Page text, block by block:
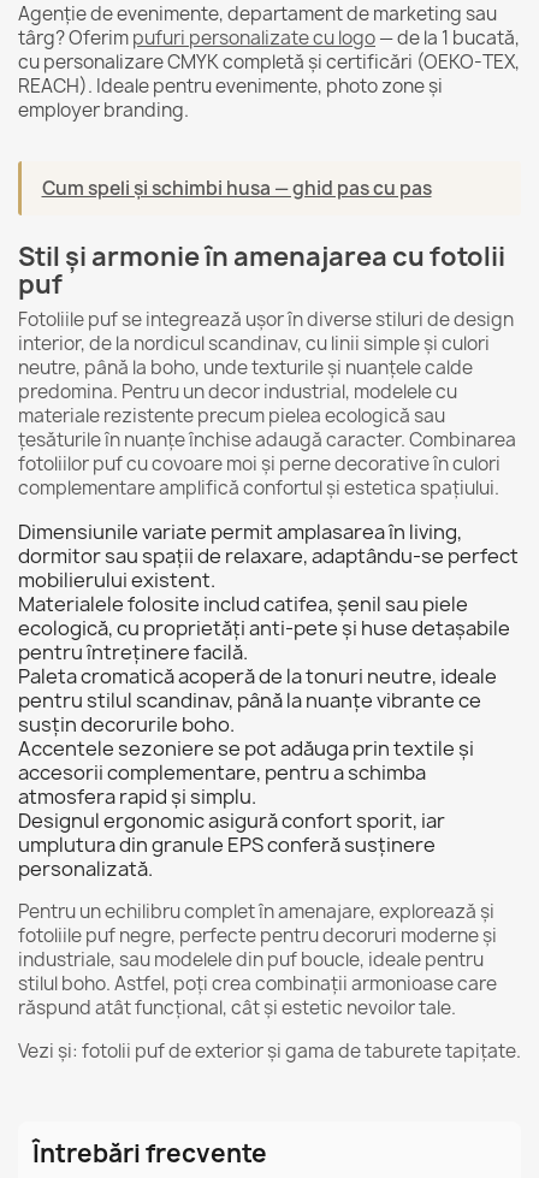
Agenție de evenimente, departament de marketing sau
târg? Oferimpufuri personalizate cu logo— de la 1 bucată,
cu personalizare CMYK completă și certificări (OEKO-TEX,
REACH). Ideale pentru evenimente, photo zone și
employer branding.
Cum speli și schimbi husa — ghid pas cu pas
Stil și armonie în amenajarea cu fotolii
puf
Fotoliile puf se integrează ușor în diverse stiluri de design
interior, de la nordicul scandinav, cu linii simple și culori
neutre, până la boho, unde texturile și nuanțele calde
predomina. Pentru un decor industrial, modelele cu
materiale rezistente precum pielea ecologică sau
țesăturile în nuanțe închise adaugă caracter. Combinarea
fotoliilor puf cucovoaremoi și perne decorativeîn culori
complementare amplifică confortul și estetica spațiului.
Dimensiunile variate permit amplasarea în living,
dormitor sau spații de relaxare, adaptându-se perfect
mobilierului existent.
Materialele folosite includ catifea, șenil sau piele
ecologică, cu proprietăți anti-pete și huse detașabile
pentru întreținere facilă.
Paleta cromatică acoperă de la tonuri neutre, ideale
pentru stilul scandinav, până la nuanțe vibrante ce
susțin decorurile boho.
Accentele sezoniere se pot adăuga prin textile și
accesorii complementare, pentru a schimba
atmosfera rapid și simplu.
Designul ergonomic asigură confort sporit, iar
umplutura din granule EPS conferă susținere
personalizată.
Pentru un echilibru complet în amenajare, explorează și
fotoliile puf negre, perfecte pentru decoruri moderne și
industriale, sau modelele dinpuf boucle, ideale pentru
stilul boho. Astfel, poți crea combinații armonioase care
răspund atât funcțional, cât și estetic nevoilor tale.
Vezi și: fotolii puf de exteriorși gama detaburete tapițate.
Întrebări frecvente